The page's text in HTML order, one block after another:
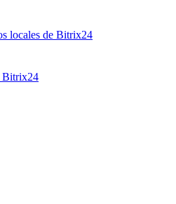
locales de Bitrix24
Bitrix24